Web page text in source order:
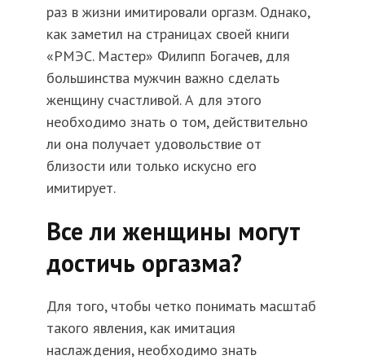
раз в жизни имитировали оргазм. Однако,
как заметил на страницах своей книги
«РМЭС. Мастер» Филипп Богачев, для
большинства мужчин важно сделать
женщину счастливой. А для этого
необходимо знать о том, действительно
ли она получает удовольствие от
близости или только искусно его
имитирует.
Все ли женщины могут
достичь оргазма?
Для того, чтобы четко понимать масштаб
такого явления, как имитация
наслаждения, необходимо знать